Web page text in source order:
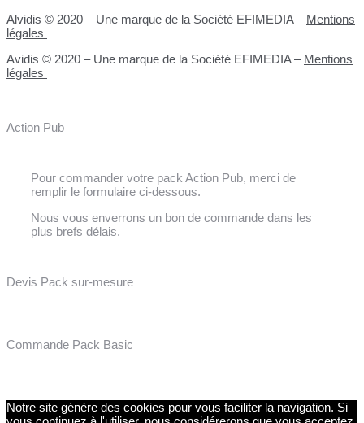
Alvidis © 2020 – Une marque de la Société EFIMEDIA – Mentions
légales
Avidis © 2020 – Une marque de la Société EFIMEDIA – Mentions
légales
Action Pub
Pour commander votre pack Action Pub, merci de
remplir le formulaire ci-dessous.
Nous vous enverrons un bon de commande dans les
plus brefs délais.
Devis Pack sur-mesure
Commande Pack Basic
Notre site génère des cookies pour vous faciliter la navigation. Si